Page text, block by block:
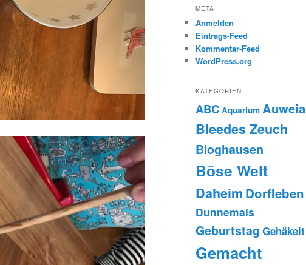
META
Anmelden
Eintrags-Feed
Kommentar-Feed
WordPress.org
KATEGORIEN
ABC Aquarium Auweia
Bleedes Zeuch
Bloghausen
Böse Welt
Daheim Dorfleben
Dunnemals
Geburtstag Gehäkelt
Gemacht